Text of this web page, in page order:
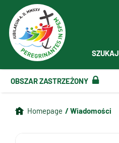
SZUKAJ
OBSZAR ZASTRZEŻONY
Homepage / Wiadomości